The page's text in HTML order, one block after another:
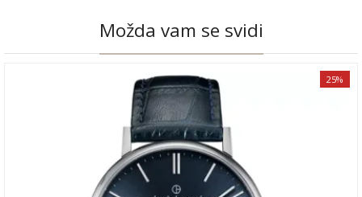
Možda vam se svidi
25%